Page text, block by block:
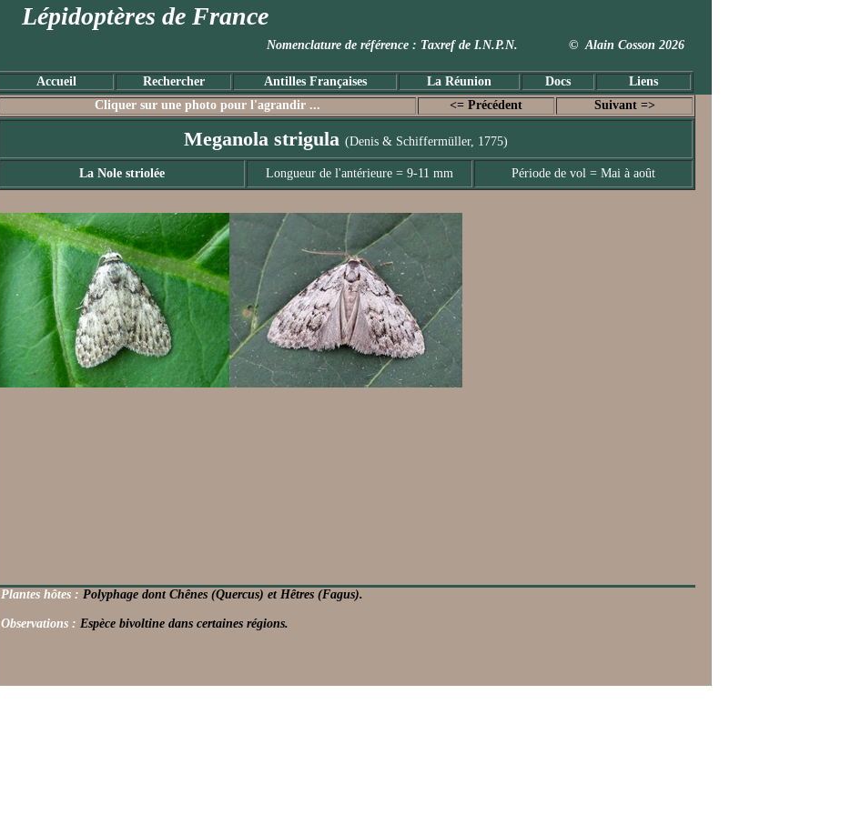
Lépidoptères de France
Nomenclature de référence : Taxref de I.N.P.N. © Alain Cosson 2026
Accueil Rechercher Antilles Françaises La Réunion Docs Liens
Cliquer sur une photo pour l'agrandir ... <= Précédent Suivant =>
Meganola strigula (Denis & Schiffermüller, 1775)
La Nole striolée Longueur de l'antérieure = 9-11 mm Période de vol = Mai à août
Plantes hôtes : Polyphage dont Chênes (Quercus) et Hêtres (Fagus).
Observations : Espèce bivoltine dans certaines régions.